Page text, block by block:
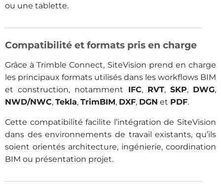
ou une tablette.
Compatibilité et formats pris en charge
Grâce à Trimble Connect, SiteVision prend en charge
les principaux formats utilisés dans les workflows BIM
et construction, notamment IFC, RVT, SKP, DWG,
NWD/NWC, Tekla, TrimBIM, DXF, DGN et PDF.
Cette compatibilité facilite l’intégration de SiteVision
dans des environnements de travail existants, qu’ils
soient orientés architecture, ingénierie, coordination
BIM ou présentation projet.